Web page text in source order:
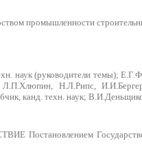
промышленности
наук (руководители темы);
Н.Л.Рипс,
канд. техн. наук;